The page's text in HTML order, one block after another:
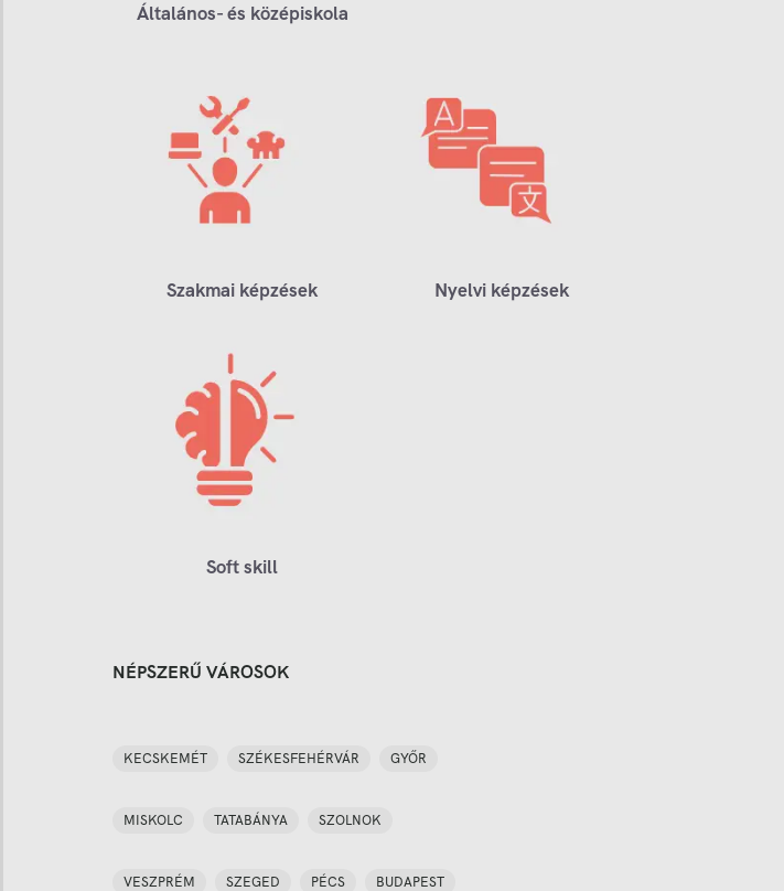
Általános- és középiskola
Szakmai képzések Nyelvi képzések
Soft skill
NÉPSZERŰ VÁROSOK
KECSKEMÉT SZÉKESFEHÉRVÁR GYŐR
MISKOLC TATABÁNYA SZOLNOK
VESZPRÉM SZEGED PÉCS BUDAPEST